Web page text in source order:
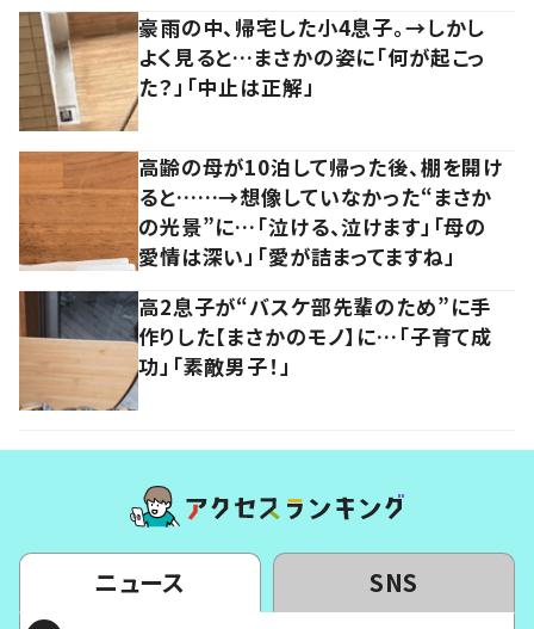
豪雨の中、帰宅した小4息子。→しかし
よく見ると…まさかの姿に「何が起こっ
た？」「中止は正解」
高齢の母が10泊して帰った後、棚を開け
ると……→想像していなかった“まさか
の光景”に…「泣ける、泣けます」「母の
愛情は深い」「愛が詰まってますね」
高2息子が“バスケ部先輩のため”に手
作りした【まさかのモノ】に…「子育て成
功」「素敵男子！」
ニュース SNS